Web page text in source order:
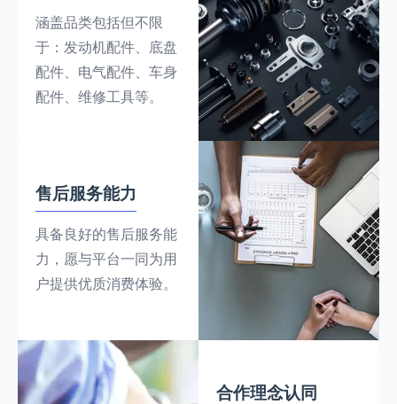
涵盖品类包括但不限
于：发动机配件、底盘
配件、电气配件、车身
配件、维修工具等。
售后服务能力
具备良好的售后服务能
力，愿与平台一同为用
户提供优质消费体验。
合作理念认同